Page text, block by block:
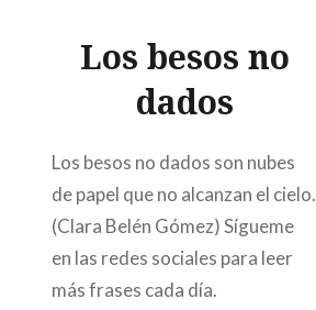
Los besos no
dados
Los besos no dados son nubes
de papel que no alcanzan el cielo.
(Clara Belén Gómez) Sígueme
en las redes sociales para leer
más frases cada día.